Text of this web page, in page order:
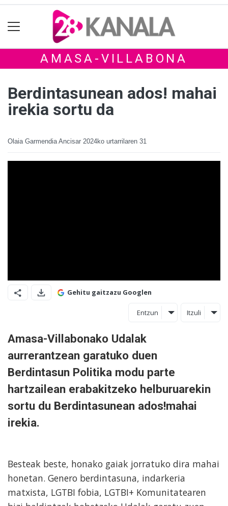
AMASA-VILLABONA
Berdintasunean ados! mahai
irekia sortu da
Olaia Garmendia Ancisar 2024ko urtarrilaren 31
Gehitu gaitzazu Googlen
Entzun Itzuli
Amasa-Villabonako Udalak
aurrerantzean garatuko duen
Berdintasun Politika modu parte
hartzailean erabakitzeko helburuarekin
sortu du Berdintasunean ados!mahai
irekia.
Besteak beste, honako gaiak jorratuko dira mahai
honetan. Genero berdintasuna, indarkeria
matxista, LGTBI fobia, LGTBI+ Komunitatearen